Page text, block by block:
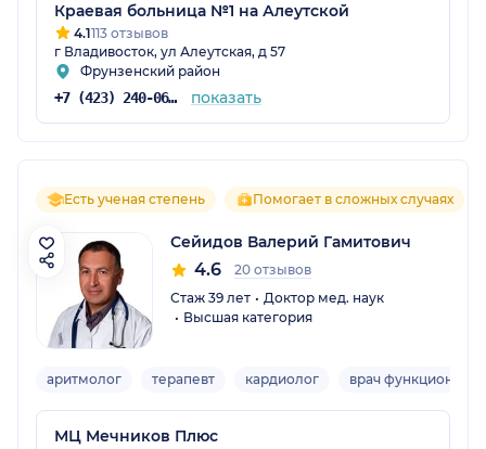
Краевая больница №1 на Алеутской
4.1113 отзывов
г Владивосток, ул Алеутская, д 57
Фрунзенский район
+7 (423) 240-06-24 показать
Есть ученая степень Помогает в сложных случаях
Сейидов Валерий Гамитович
4.6
20 отзывов
Стаж 39 лет
Доктор мед. наук
Высшая категория
аритмолог терапевт кардиолог врач
МЦ Мечников Плюс